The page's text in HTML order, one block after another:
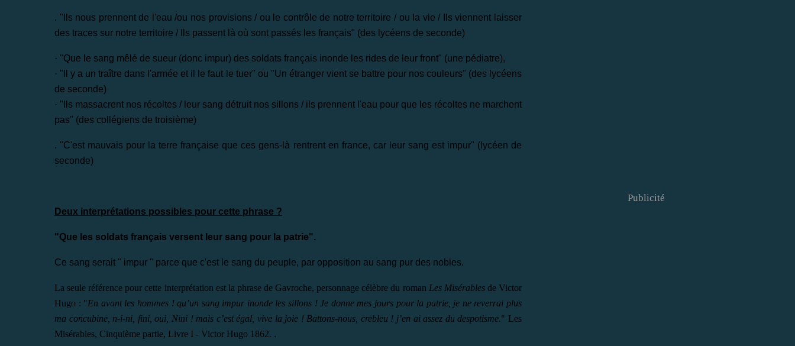
. "Ils nous prennent de l'eau /ou nos provisions / ou le contrôle de notre territoire / ou la vie / Ils viennent laisser
des traces sur notre territoire / Ils passent là où sont passés les français" (des lycéens de seconde)
· "Que le sang mêlé de sueur (donc impur) des soldats français inonde les rides de leur front" (une pédiatre),
· "Il y a un traître dans l'armée et il le faut le tuer" ou "Un étranger vient se battre pour nos couleurs" (des lycéens
de seconde)
· "Ils massacrent nos récoltes / leur sang détruit nos sillons / ils prennent l'eau pour que les récoltes ne marchent
pas" (des collégiens de troisième)
. "C'est mauvais pour la terre française que ces gens-là rentrent en france, car leur sang est impur" (lycéen de
seconde)
Deux interprétations possibles pour cette phrase ?
"Que les soldats français versent leur sang pour la patrie".
Ce sang serait " impur " parce que c'est le sang du peuple, par opposition au sang pur des nobles.
La seule référence pour cette interprétation est la phrase de Gavroche, personnage célèbre du roman Les Misérablesde Victor
Hugo : "En avant les hommes ! qu’un sang impur inonde les sillons ! Je donne mes jours pour la patrie, je ne reverrai plus
ma concubine, n-i-ni, fini, oui, Nini ! mais c’est égal, vive la joie ! Battons-nous, crebleu ! j’en ai assez du despotisme." Les
Misérables, Cinquième partie, Livre I - Victor Hugo 1862. .
Publicité